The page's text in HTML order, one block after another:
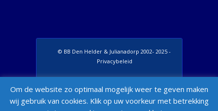
© BB Den Helder & Julianadorp 2002- 2025 -
Privacybeleid
Appearance > Menus > "Manage Locations"
Om de website zo optimaal mogelijk weer te geven maken
wij gebruik van cookies. Klik op uw voorkeur met betrekking